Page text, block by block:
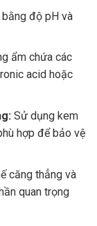
độ pH và
ẩm chứa các
acid hoặc
Sử dụng kem
hợp để bảo vệ
căng thẳng và
quan trọng